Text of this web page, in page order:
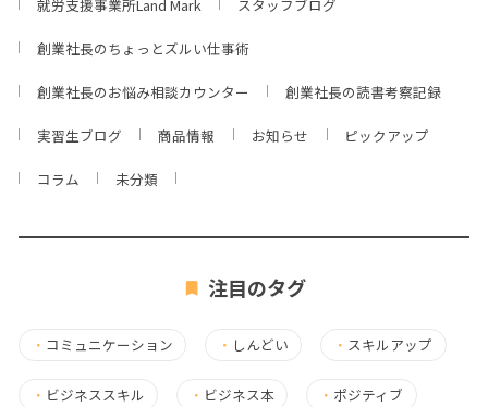
就労支援事業所Land Mark スタッフブログ
創業社長のちょっとズルい仕事術
創業社長のお悩み相談カウンター 創業社長の読書考察記録
実習生ブログ 商品情報 お知らせ ピックアップ
コラム 未分類
注目のタグ
・ コミュニケーション ・ しんどい ・ スキルアップ
・ ビジネススキル ・ ビジネス本 ・ ポジティブ